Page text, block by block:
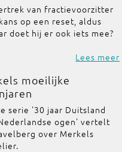
van fractievoorzitter
op een reset, aldus
doet hij er ook iets mee?
Lees meer
moeilijke
serie '30 jaar Duitsland
ogen' vertelt
over Merkels